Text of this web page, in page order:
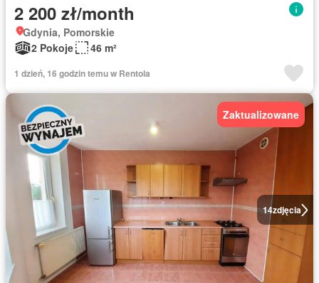
2 200 zł/month
Gdynia, Pomorskie
2 Pokoje
46 m²
1 dzień, 16 godzin temu w Rentola
14zdjęcia
Zaktualizowane